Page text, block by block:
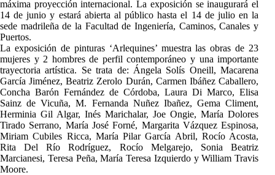
máxima proyección internacional. La exposición se inaugurará el
14 de junio y estará abierta al público hasta el 14 de julio en la
sede madrileña de la Facultad de Ingeniería, Caminos, Canales y
Puertos.
La exposición de pinturas ‘Arlequines’ muestra las obras de 23
mujeres y 2 hombres de perfil contemporáneo y una importante
trayectoria artística. Se trata de: Ángela Solís Oneill, Macarena
García Jiménez, Beatriz Zerolo Durán, Carmen Ibáñez Caballero,
Concha Barón Fernández de Córdoba, Laura Di Marco, Elisa
Sainz de Vicuña, M. Fernanda Nuñez Ibañez, Gema Climent,
Herminia Gil Algar, Inés Marichalar, Joe Ongie, María Dolores
Tirado Serrano, María José Forné, Margarita Vázquez Espinosa,
Miriam Cubiles Ricca, María Pilar García Abril, Rocío Acosta,
Rita Del Río Rodríguez, Rocío Melgarejo, Sonia Beatriz
Marcianesi, Teresa Peña, María Teresa Izquierdo y William Travis
Moore.